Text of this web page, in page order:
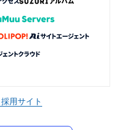
採用サイト